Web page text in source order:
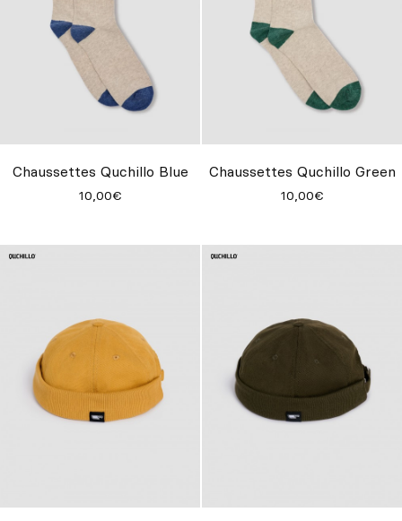
Chaussettes Quchillo Blue
10,00€
Chaussettes Quchillo Green
10,00€